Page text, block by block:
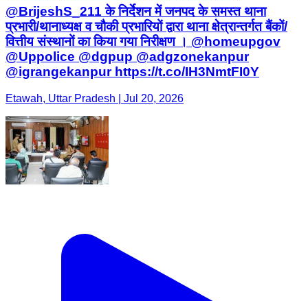
@BrijeshS_211 के निर्देशन में जनपद के समस्त थाना
प्रभारी/थानाध्यक्ष व चौकी प्रभारियों द्वारा थाना क्षेत्रान्तर्गत बैंकों/
वित्तीय संस्थानों का किया गया निरीक्षण । @homeupgov
@Uppolice @dgpup @adgzonekanpur
@igrangekanpur https://t.co/IH3NmtFI0Y
Etawah, Uttar Pradesh | Jul 20, 2026